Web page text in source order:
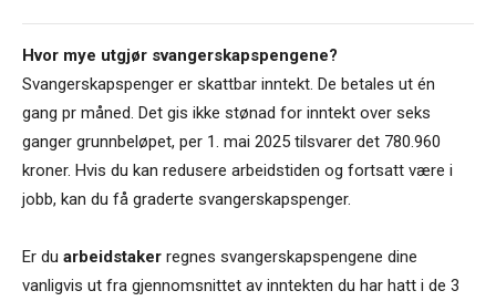
Hvor mye utgjør svangerskapspengene?
Svangerskapspenger er skattbar inntekt. De betales ut én
gang pr måned. Det gis ikke stønad for inntekt over seks
ganger grunnbeløpet, per 1. mai 2025 tilsvarer det 780.960
kroner. Hvis du kan redusere arbeidstiden og fortsatt være i
jobb, kan du få graderte svangerskapspenger.
Er du arbeidstaker regnes svangerskapspengene dine
vanligvis ut fra gjennomsnittet av inntekten du har hatt i de 3